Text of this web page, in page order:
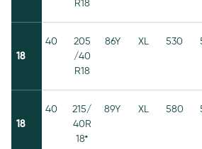
R18
18
40
205
/40
R18
86Y XL 530
18
40
215/
40R
18*
89Y XL 580